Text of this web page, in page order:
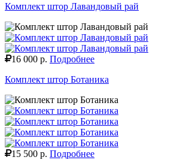
Комплект штор Лавандовый рай
16 000 р. Подробнее
Комплект штор Ботаника
15 500 р. Подробнее